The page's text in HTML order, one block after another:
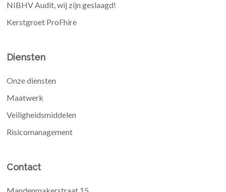
NIBHV Audit, wij zijn geslaagd!
Kerstgroet ProFhire
Diensten
Onze diensten
Maatwerk
Veiligheidsmiddelen
Risicomanagement
Contact